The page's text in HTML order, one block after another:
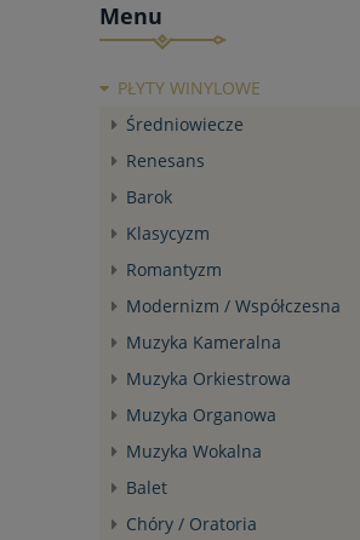
Menu
PŁYTY WINYLOWE
Średniowiecze
Renesans
Barok
Klasycyzm
Romantyzm
Modernizm / Współczesna
Muzyka Kameralna
Muzyka Orkiestrowa
Muzyka Organowa
Muzyka Wokalna
Balet
Chóry / Oratoria